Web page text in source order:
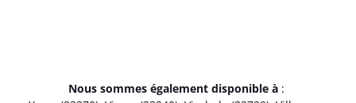
Nous sommes également disponible à :